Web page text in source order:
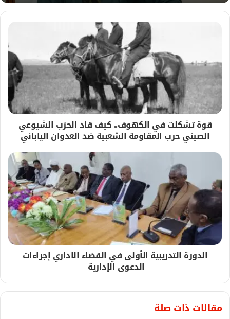
قوة تشكلت في الكهوف.. كيف قاد الحزب الشيوعي
الصيني حرب المقاومة الشعبية ضد العدوان الياباني
الدورة التدريبية الأولى في القضاء الاداري إجراءات
الدعوى الإدارية
مقالات ذات صلة